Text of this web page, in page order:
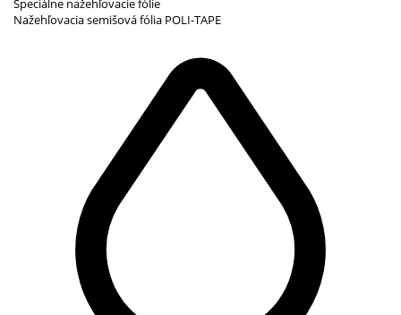
Špeciálne nažehľovacie fólie
Nažehľovacia semišová fólia POLI-TAPE